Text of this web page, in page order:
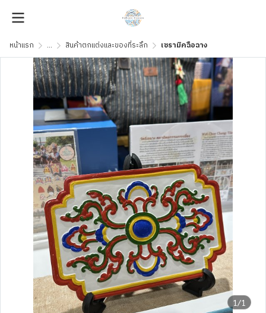
หน้าแรก ... สินค้าตกแต่งและของที่ระลึก เซรามิคฉือฉาง
1/1